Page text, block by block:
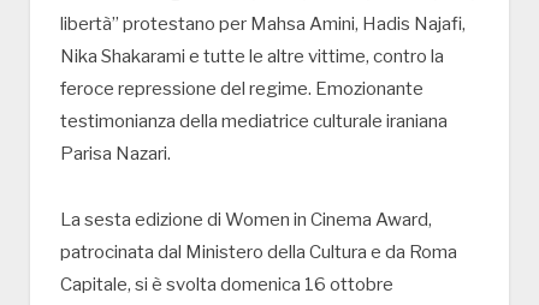
libertà” protestano per Mahsa Amini, Hadis Najafi,
Nika Shakarami e tutte le altre vittime, contro la
feroce repressione del regime. Emozionante
testimonianza della mediatrice culturale iraniana
Parisa Nazari.
La sesta edizione di Women in Cinema Award,
patrocinata dal Ministero della Cultura e da Roma
Capitale, si è svolta domenica 16 ottobre